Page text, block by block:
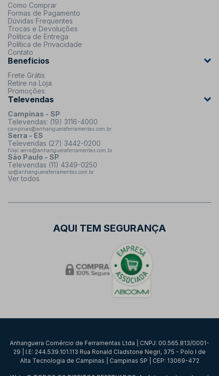
Como Comprar
Formas de Pagamento
Dúvidas Frequentes
Trocas e Devoluções
Política de Entrega
Política de Privacidade
Contato
Benefícios
Frete Grátis
Retire na Loja
Promoções
Televendas
Campinas - SP
Televendas: (19) 3116-4000
campinas@anhangueraferramentas.com.br
Serra - ES
Televendas (27) 3442-0200
filial.serra@anhangueraferramentas.com.br
São Paulo - SP
Televendas (11) 4349-0250
sp@anhangueraferramentas.com.br
Ver todos
AQUI TEM SEGURANÇA
Anhanguera Comércio de Ferramentas Ltda | CNPJ: 00.565.813/0001-
29 | I.E: 244.539.101.113 Rua Ronald Cladstone Negri, 375 - Polo I de
Alta Tecnologia de Campinas | Campinas SP | CEP: 13069-472